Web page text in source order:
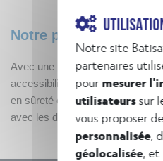
Notre plus-value
Avec une maîtrise parallèle des
accessibilité, BatiSafe a pu
en sûreté en fonction des
avec les différents interlocuteurs.
Notre site
partenaires
pourmesurer
utilisateurssur
vous proposer
personnalisée,
géolocalisée, et